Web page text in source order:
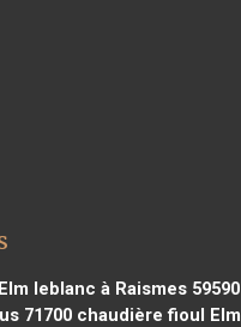
leblanc à Raismes 59590
71700 chaudière fioul Elm